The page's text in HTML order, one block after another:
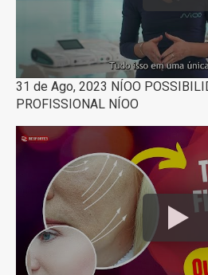
31 de Ago, 2023 NÍOO
PROFISSIONAL NÍOO